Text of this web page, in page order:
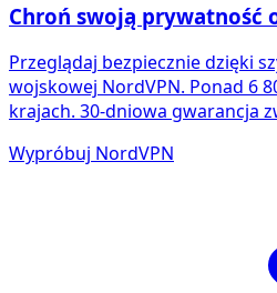
Chroń swoją prywatność
Przeglądaj bezpiecznie dzięki
wojskowej NordVPN. Ponad 6
krajach. 30-dniowa gwarancja
Wypróbuj NordVPN